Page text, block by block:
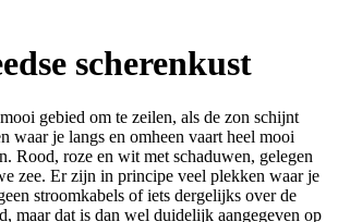
scherenkust
gebied om te zeilen, als de zon schijnt
waar je langs en omheen vaart heel mooi
Rood, roze en wit met schaduwen, gelegen
zee. Er zijn in principe veel plekken waar je
stroomkabels of iets dergelijks over de
maar dat is dan wel duidelijk aangegeven op